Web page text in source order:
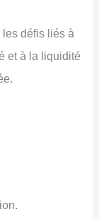
défis liés à
et à la liquidité